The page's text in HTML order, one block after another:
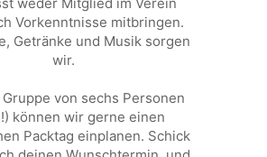
Vorkenntnisse mitbringen.
Getränke und Musik sorgen
wir.
von sechs Personen
können wir gerne einen
Packtag einplanen. Schick